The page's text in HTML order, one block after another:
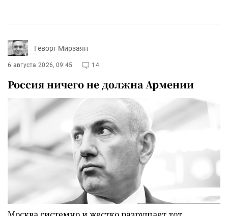
Геворг Мирзаян
6 августа 2026, 09:45 14
Россия ничего не должна Армении